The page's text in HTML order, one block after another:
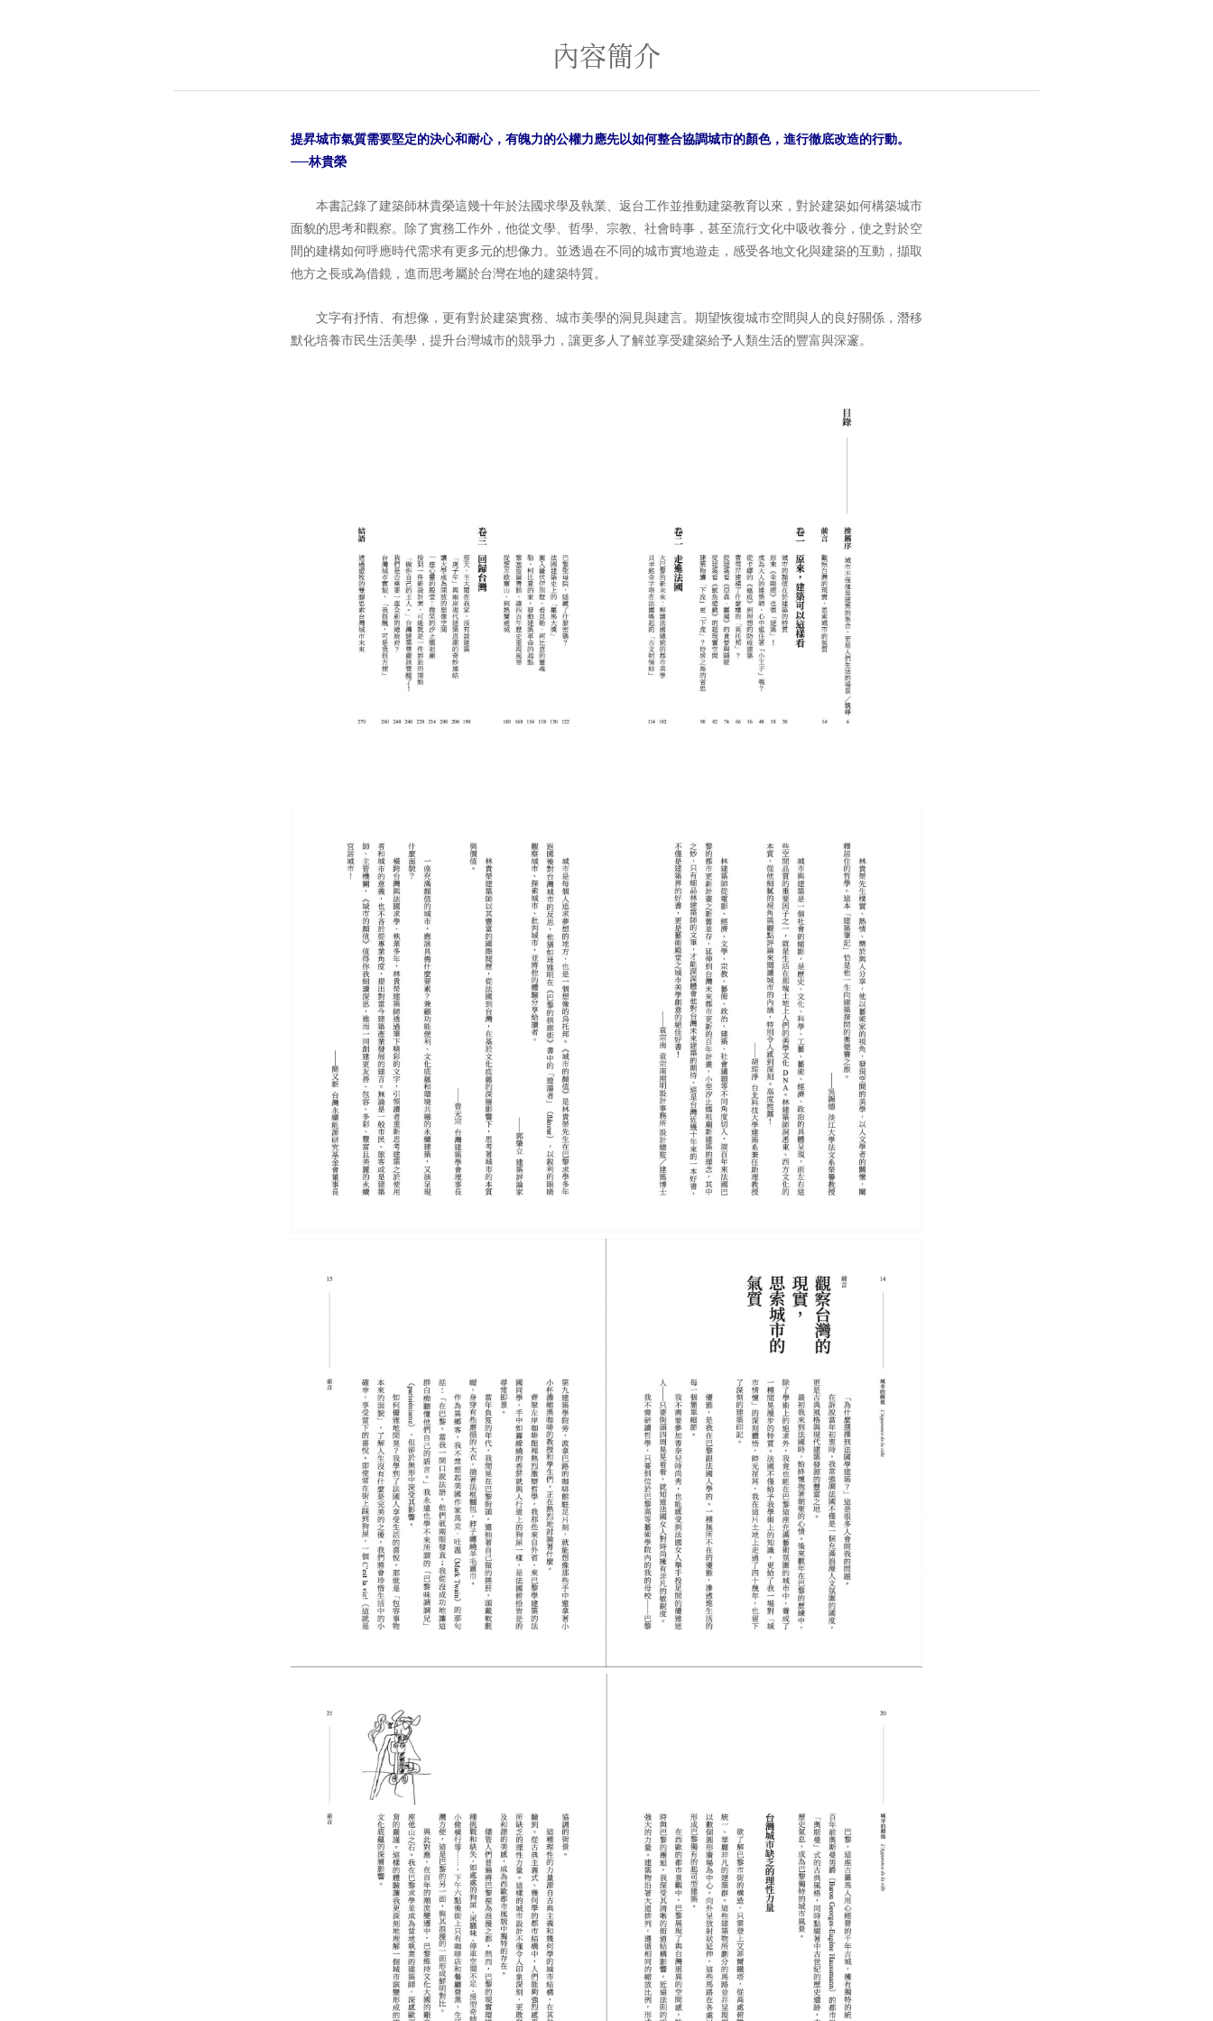
內容簡介
提昇城市氣質需要堅定的決心和耐心，有魄力的公權力應先以如何整合協調城市的顏色，進行徹底改造的行動。
──林貴榮
本書記錄了建築師林貴榮這幾十年於法國求學及執業、返台工作並推動建築教育以來，對於建築如何構築城市
面貌的思考和觀察。除了實務工作外，他從文學、哲學、宗教、社會時事，甚至流行文化中吸收養分，使之對於空
間的建構如何呼應時代需求有更多元的想像力。並透過在不同的城市實地遊走，感受各地文化與建築的互動，擷取
他方之長或為借鏡，進而思考屬於台灣在地的建築特質。
文字有抒情、有想像，更有對於建築實務、城市美學的洞見與建言。期望恢復城市空間與人的良好關係，潛移
默化培養市民生活美學，提升台灣城市的競爭力，讓更多人了解並享受建築給予人類生活的豐富與深邃。